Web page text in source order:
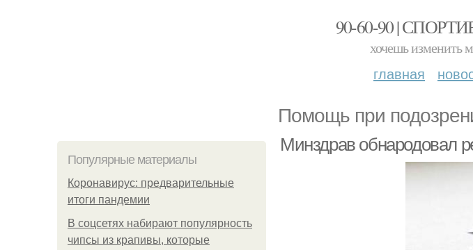
90-60-90 |
хочешь изменить
главная
Помощь при
Популярные материалы
Коронавирус: предварительные
итоги пандемии
В соцсетях набирают популярность
чипсы из крапивы, которые
Минздрав обнародовал